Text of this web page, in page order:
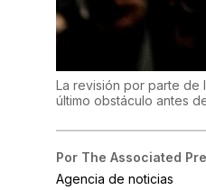
La revisión por parte de
último obstáculo antes
Por The Associated
Agencia de noticias